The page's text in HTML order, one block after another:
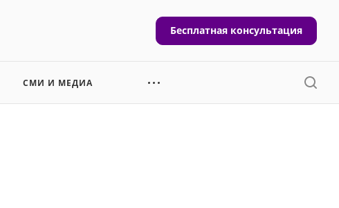
Бесплатная консультация
СМИ И МЕДИА